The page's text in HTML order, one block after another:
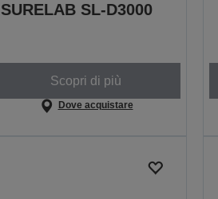
SURELAB SL-D3000
Scopri di più
Dove acquistare